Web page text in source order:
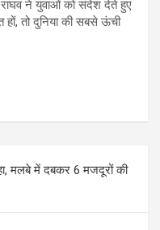
राघव ने युवाओं को संदेश देते हुए
तो दुनिया की सबसे ऊंची
मलबे में दबकर 6 मजदूरों की